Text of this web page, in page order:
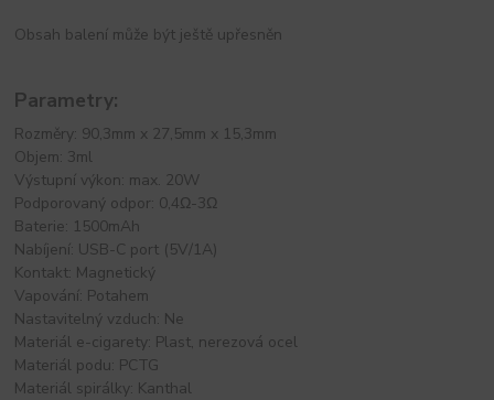
Obsah balení může být ještě upřesněn
Parametry:
Rozměry: 90,3mm x 27,5mm x 15,3mm
Objem: 3ml
Výstupní výkon: max. 20W
Podporovaný odpor: 0,4Ω-3Ω
Baterie: 1500mAh
Nabíjení: USB-C port (5V/1A)
Kontakt: Magnetický
Vapování: Potahem
Nastavitelný vzduch: Ne
Materiál e-cigarety: Plast, nerezová ocel
Materiál podu: PCTG
Materiál spirálky: Kanthal